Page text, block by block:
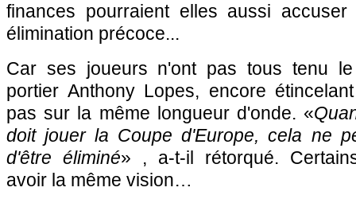
finances pourraient elles aussi
élimination précoce...
Car ses joueurs n'ont pas tous tenu
portier Anthony Lopes, encore
pas sur la même longueur d'onde. «
doit jouer la Coupe d'Europe, cela ne
d'être éliminé» , a-t-il rétorqué.
avoir la même vision…